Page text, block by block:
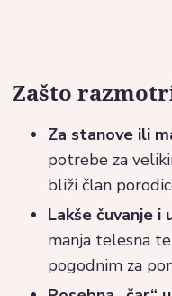
Zašto
Za stanove ili
potrebe za
bliži član
Lakše čuvanje i
manja telesna
pogodnim za